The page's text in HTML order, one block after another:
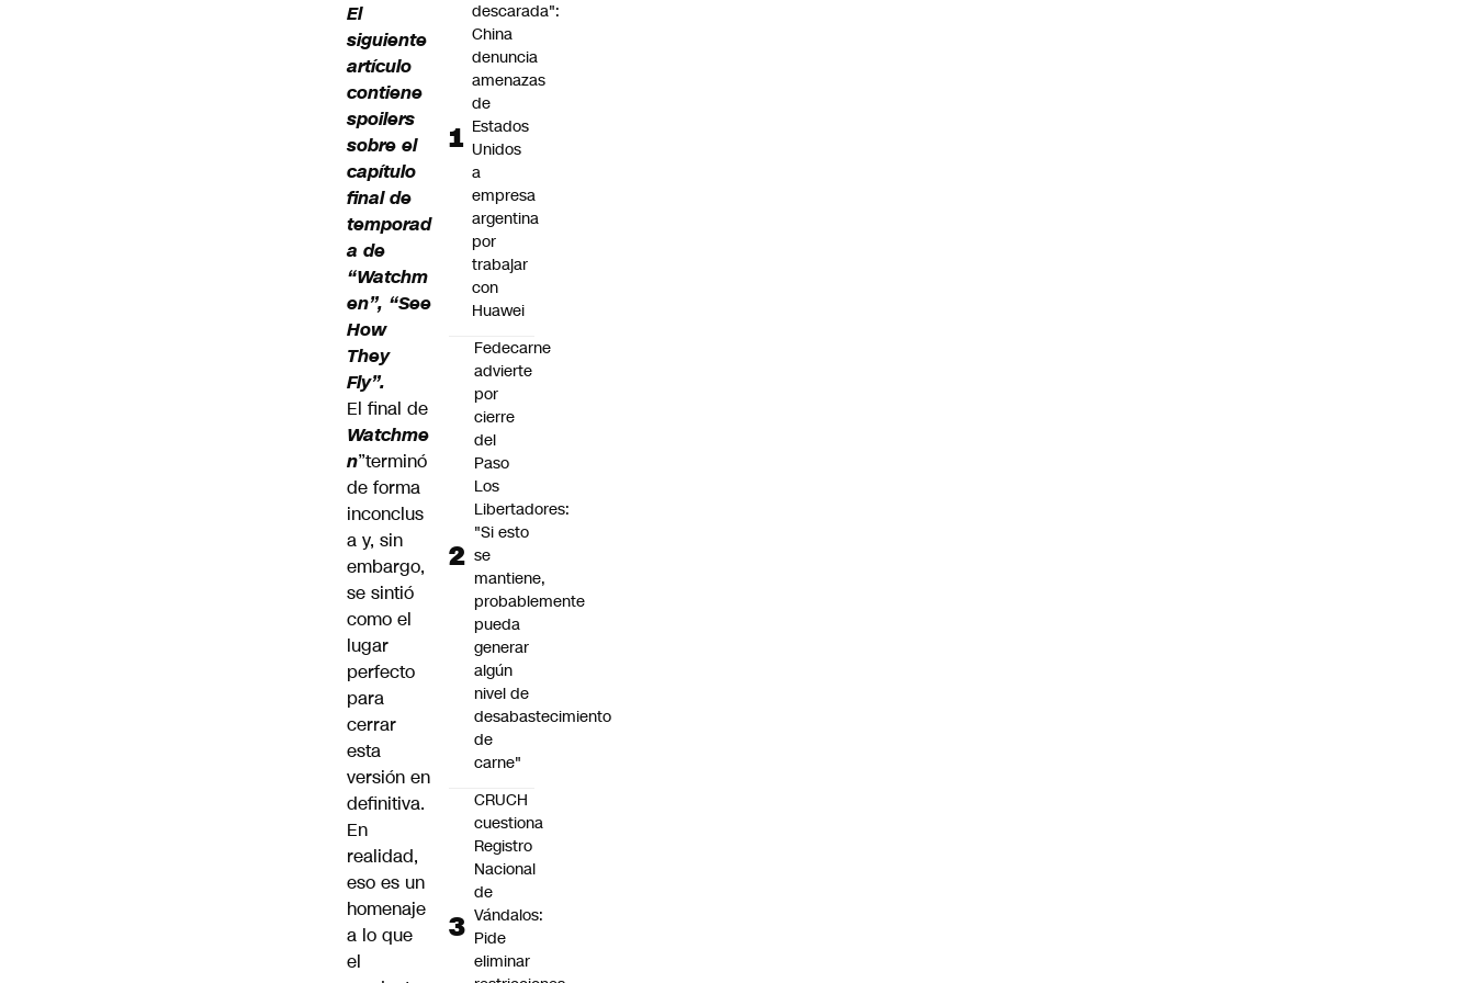
El
siguiente
artículo
contiene
spoilers
sobre el
capítulo
final de
temporad
a de
“Watchm
en”, “See
How
They
Fly”.
El final de
Watchme
n”terminó
de forma
inconclus
a y, sin
embargo,
se sintió
como el
lugar
perfecto
para
cerrar
esta
versión en
definitiva.
En
realidad,
eso es un
homenaje
a lo que
el
descarada":
China
denuncia
amenazas
de
Estados
Unidos
a
empresa
argentina
por
trabajar
con
Huawei
Fedecarne
advierte
por
cierre
del
Paso
Los
Libertadores:
"Si esto
se
mantiene,
probablemente
pueda
generar
algún
nivel de
desabastecimiento
de
carne"
CRUCH
cuestiona
Registro
Nacional
de
Vándalos:
Pide
eliminar